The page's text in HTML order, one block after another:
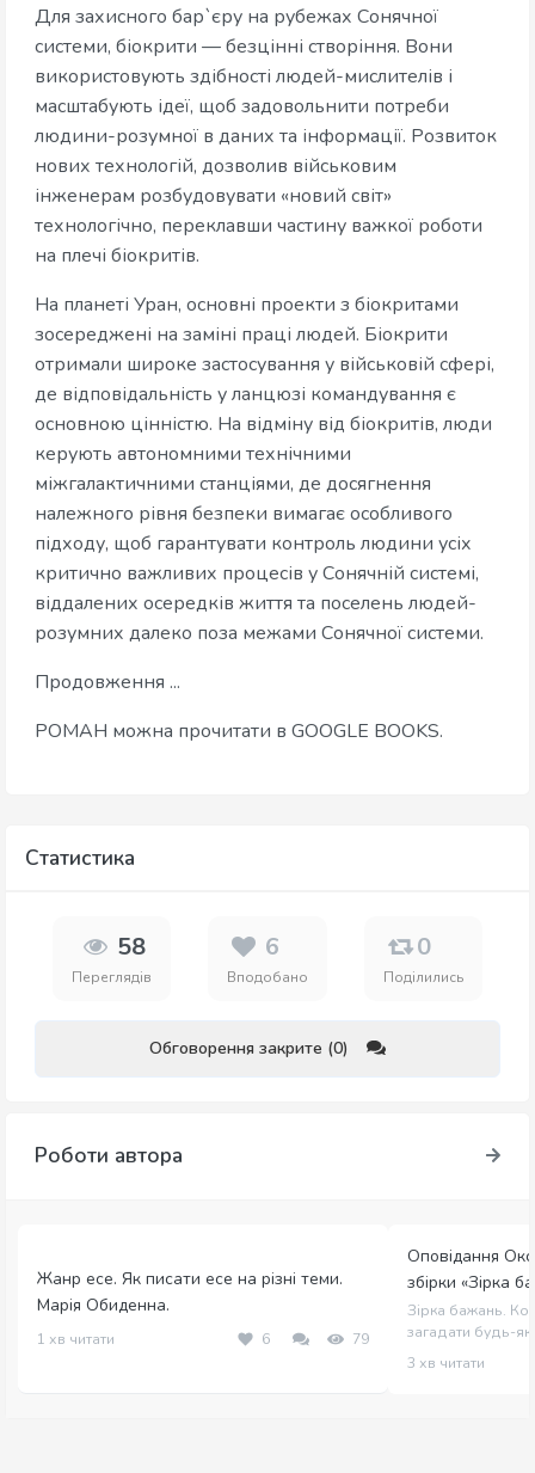
Для захисного бар`єру на рубежах Сонячної
системи, біокрити — безцінні створіння. Вони
використовують здібності людей-мислителів і
масштабують ідеї, щоб задовольнити потреби
людини-розумної в даних та інформації. Розвиток
нових технологій, дозволив військовим
інженерам розбудовувати «новий світ»
технологічно, переклавши частину важкої роботи
на плечі біокритів.
На планеті Уран, основні проекти з біокритами
зосереджені на заміні праці людей. Біокрити
отримали широке застосування у військовій сфері,
де відповідальність у ланцюзі командування є
основною цінністю. На відміну від біокритів, люди
керують автономними технічними
міжгалактичними станціями, де досягнення
належного рівня безпеки вимагає особливого
підходу, щоб гарантувати контроль людини усіх
критично важливих процесів у Сонячній системі,
віддалених осередків життя та поселень людей-
розумних далеко поза межами Сонячної системи.
Продовження ...
РОМАН можна прочитати в GOOGLE BOOKS.
Статистика
58
Переглядів
6
Вподобано
0
Поділились
Обговорення закрите (0)
Роботи автора
Жанр есе. Як писати есе на різні теми.
Марія Обиденна.
1 хв читати 6 79
Оповідання
збірки «Зірка
Зірка бажань.
загадати будь-
3 хв читати